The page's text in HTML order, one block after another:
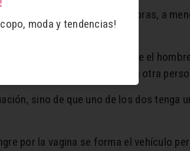
días antes y solo vive 48 horas, a
relaciones. Es importante que el
deseos y sentimientos de la otra
sino de que uno de los dos tenga
por la vagina se forma el vehículo
moda y tendencias!